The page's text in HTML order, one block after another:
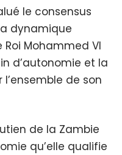
le consensus
dynamique
Mohammed VI
d’autonomie et la
de son
de la Zambie
qu’elle qualifie